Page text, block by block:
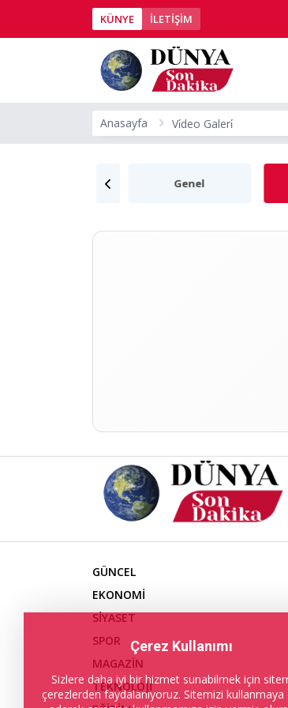
KÜNYE İLETİŞİM
Anasayfa Vi̇deo Galeri̇
Genel
GÜNCEL
EKONOMİ
SİYASET
SPOR
MAGAZİN
TEKNOLOJİ
Çerez Kullanımı
Sizlere daha iyi bir hizmet sunabilmek için
çerezlerden faydalanıyoruz. Sitemizi kullanmaya